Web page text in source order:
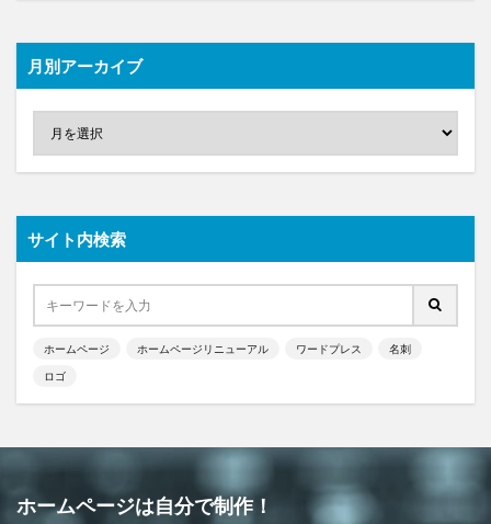
月別アーカイブ
サイト内検索
ホームページ ホームページリニューアル ワードプレス 名刺
ロゴ
ホームページは自分で制作！